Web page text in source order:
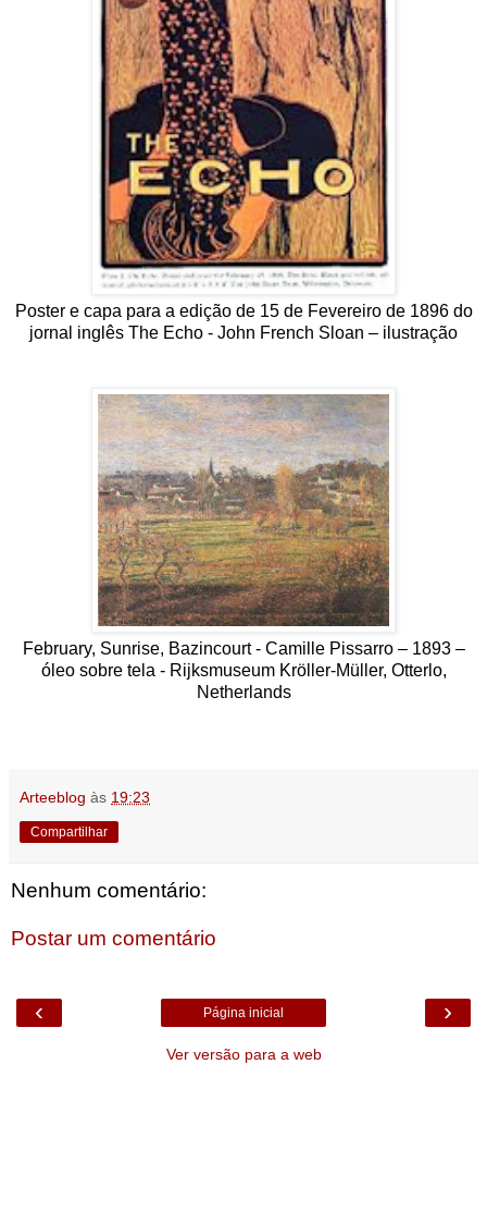
Poster e capa para a edição de 15 de Fevereiro de 1896 do
jornal inglês The Echo - John French Sloan – ilustração
February, Sunrise, Bazincourt - Camille Pissarro – 1893 –
óleo sobre tela - Rijksmuseum Kröller-Müller, Otterlo,
Netherlands
Arteeblog às 19:23
Compartilhar
Nenhum comentário:
Postar um comentário
‹ ›
Página inicial
Ver versão para a web